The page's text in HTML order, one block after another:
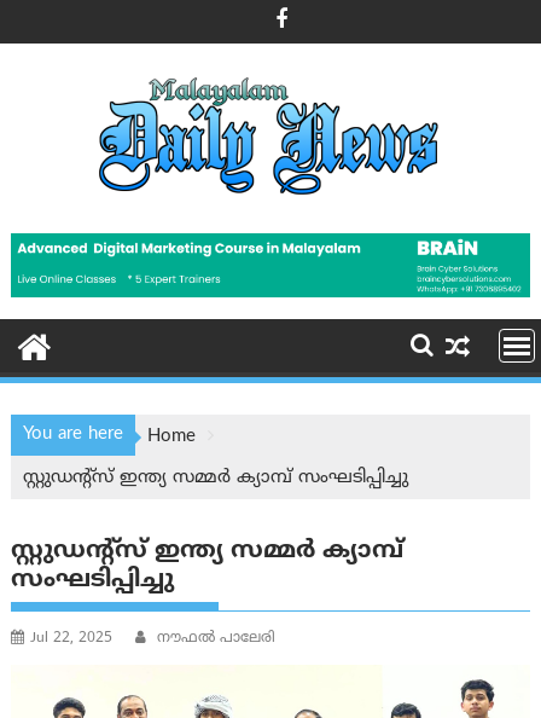
to
You are here
Home
സ്റ്റുഡൻ്റ്സ് ഇന്ത്യ സമ്മർ ക്യാമ്പ് സംഘടിപ്പിച്ചു
സ്റ്റുഡൻ്റ്സ് ഇന്ത്യ സമ്മർ ക്യാമ്പ്
സംഘടിപ്പിച്ചു
Jul 22, 2025 നൗഫല്‍ പാലേരി